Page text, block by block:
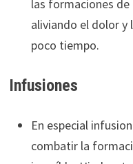
las formaciones
aliviando el dolor y
poco tiempo.
Infusiones
En especial
combatir la